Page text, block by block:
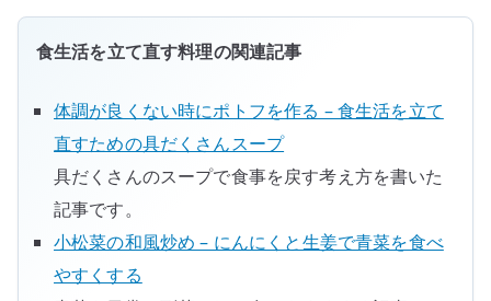
具
食生活を立て直す料理の関連記事
体調が良くない時にポトフを作る – 食生活を立て
直すための具だくさんスープ
具だくさんのスープで食事を戻す考え方を書いた
記事です。
小松菜の和風炒め – にんにくと生姜で青菜を食べ
やすくする